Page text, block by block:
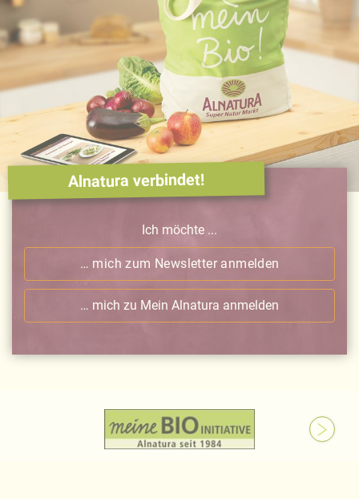
Alnatura verbindet!
Ich möchte ...
… mich zum Newsletter anmelden
… mich zu Mein Alnatura anmelden